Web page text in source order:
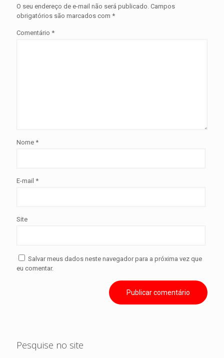
O seu endereço de e-mail não será publicado. Campos
obrigatórios são marcados com *
Comentário *
Nome *
E-mail *
Site
Salvar meus dados neste navegador para a próxima vez que
eu comentar.
Pesquise no site